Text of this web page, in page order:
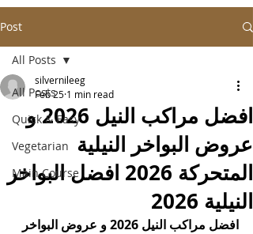
Post
All Posts
Quick & Easy
Vegetarian
Main Course
All Posts
افضل مراكب النيل 2026 و
عروض البواخر النيلية
المتحركة 2026 افضل البواخر
النيلية 2026
silvernileeg
Feb 25 1 min read
افضل مراكب النيل 2026 و عروض البواخر